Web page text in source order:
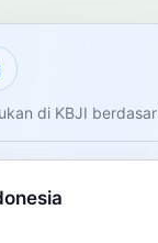
dalam
Indonesia.
di KBJI